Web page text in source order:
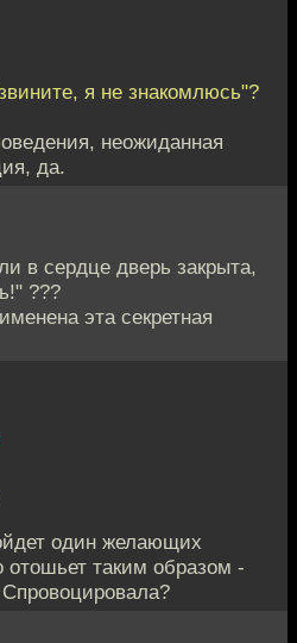
я не знакомлюсь"?
неожиданная
да.
в сердце дверь закрыта,
???
эта секретная
один желающих
отошьет таким образом -